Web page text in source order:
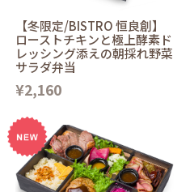
【冬限定/BISTRO 恒良創】
ローストチキンと極上酵素ド
レッシング添えの朝採れ野菜
サラダ弁当
¥2,160